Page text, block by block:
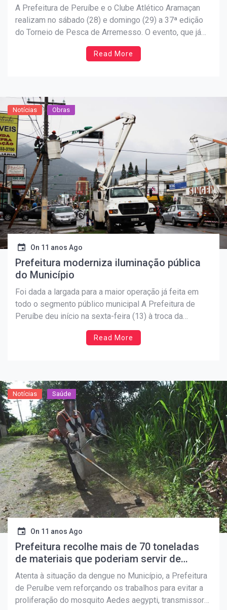
A Prefeitura de Peruíbe e o Clube Atlético Aramaçan
realizam no sábado (28) e domingo (29) a 37ª edição
do Torneio de Pesca de Arremesso. O evento, que já
se tornou tradição na Cidade, espera reunir
aproximadamente 5 mil pessoas. Serão realizadas
Read More
Notícias Obras
On 11 anos Ago
Prefeitura moderniza iluminação pública
do Município
Foi dada a largada para a maior operação já feita em
todo o segmento público municipal A Prefeitura de
Peruíbe deu início na sexta-feira (13) à troca da
iluminação pública da Avenida Padre Anchieta, uma das
principais vias de acesso do Município. Estão sendo
Read More
Notícias Saúde
On 11 anos Ago
Prefeitura recolhe mais de 70 toneladas
de materiais que poderiam servir de
“criadouros” da dengue.
Atenta à situação da dengue no Município, a Prefeitura
de Peruíbe vem reforçando os trabalhos para evitar a
proliferação do mosquito Aedes aegypti, transmissor